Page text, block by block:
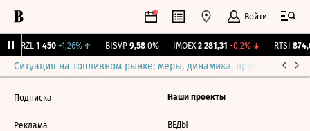
Войти
BRZL 1 450 +1,26%↑ BISVP 9,58 0% IMOEX 2 281,31 -0,2%↓ RTSI
Ситуация на топливном рынке: меры, динамика, прогнозы
Подписка
Реклама
Наши проекты
ВЕДЫ